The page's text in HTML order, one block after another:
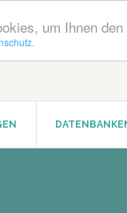
um Ihnen